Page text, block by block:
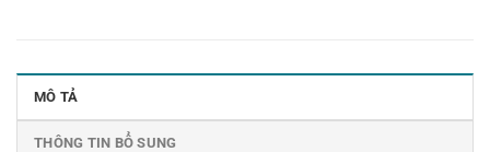
MÔ TẢ
THÔNG TIN BỔ SUNG